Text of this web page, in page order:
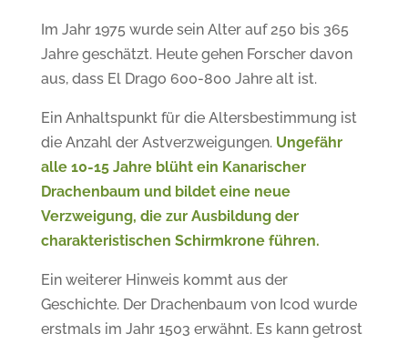
Im Jahr 1975 wurde sein Alter auf 250 bis 365
Jahre geschätzt. Heute gehen Forscher davon
aus, dass El Drago 600-800 Jahre alt ist.
Ein Anhaltspunkt für die Altersbestimmung ist
die Anzahl der Astverzweigungen. Ungefähr
alle 10-15 Jahre blüht ein Kanarischer
Drachenbaum und bildet eine neue
Verzweigung, die zur Ausbildung der
charakteristischen Schirmkrone führen.
Ein weiterer Hinweis kommt aus der
Geschichte. Der Drachenbaum von Icod wurde
erstmals im Jahr 1503 erwähnt. Es kann getrost